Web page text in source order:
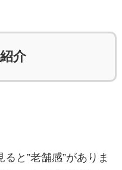
介
と”老舗感”がありま